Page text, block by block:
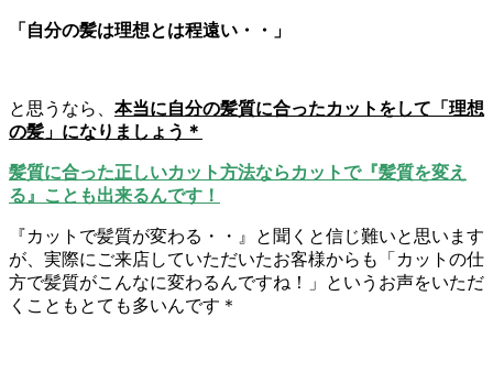
「自分の髪は理想とは程遠い・・」
と思うなら、 本当に自分の髪質に合ったカットをして「理想
の髪」になりましょう＊
髪質に合った正しいカット方法ならカットで『髪質を変え
る』ことも出来るんです！
『カットで髪質が変わる・・』と聞くと信じ難いと思います
が、実際にご来店していただいたお客様からも「カットの仕
方で髪質がこんなに変わるんですね！」というお声をいただ
くこともとても多いんです＊